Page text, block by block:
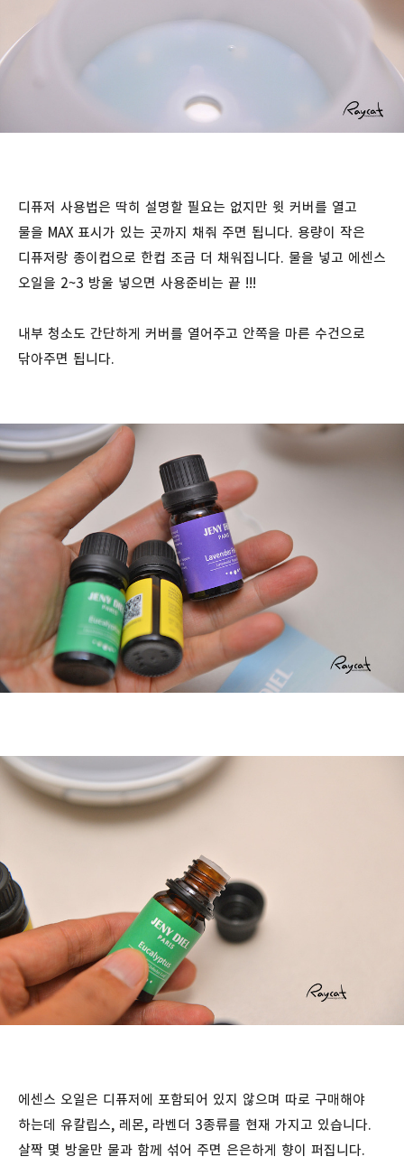
디퓨저 사용법은 딱히 설명할 필요는 없지만 윗 커버를 열고
물을 MAX 표시가 있는 곳까지 채줘 주면 됩니다. 용량이 작은
디퓨저랑 종이컵으로 한컵 조금 더 채워집니다. 물을 넣고 에센스
오일을 2~3 방울 넣으면 사용준비는 끝 !!!
내부 청소도 간단하게 커버를 열어주고 안쪽을 마른 수건으로
닦아주면 됩니다.
에센스 오일은 디퓨저에 포함되어 있지 않으며 따로 구매해야
하는데 유칼립스, 레몬, 라벤더 3종류를 현재 가지고 있습니다.
살짝 몇 방울만 물과 함께 섞어 주면 은은하게 향이 퍼집니다.